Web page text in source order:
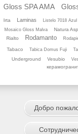
Gloss SPA AMA
Irta Laminas Listelo 7018 Azul
Mosaico Gloss Malva Natura
Rialto Rodamanto
Tabaco Tabica Domus Fuji
Underground Vesubio
Добро